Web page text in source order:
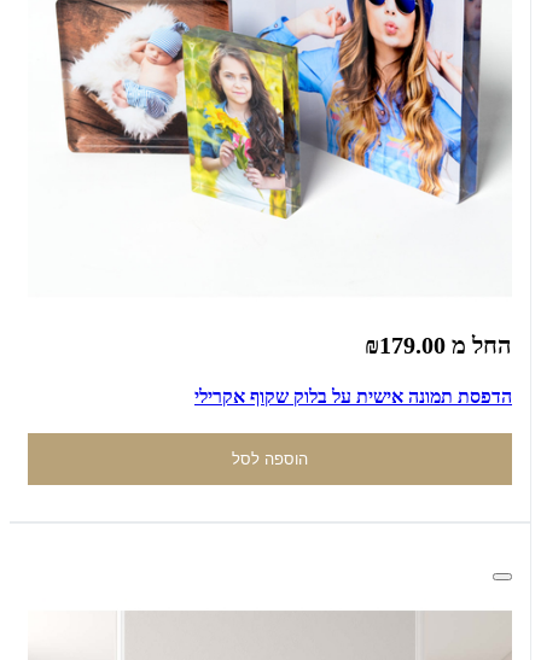
החל מ ₪179.00
הדפסת תמונה אישית על בלוק שקוף אקרילי
הוספה לסל